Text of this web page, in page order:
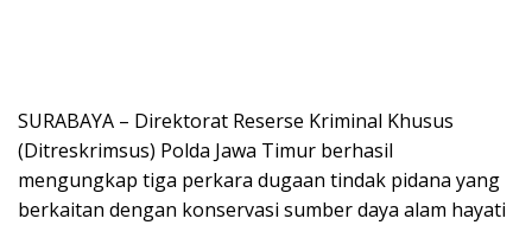
SURABAYA – Direktorat Reserse Kriminal Khusus
(Ditreskrimsus) Polda Jawa Timur berhasil
mengungkap tiga perkara dugaan tindak pidana yang
berkaitan dengan konservasi sumber daya alam hayati